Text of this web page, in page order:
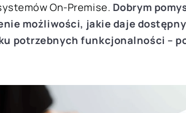
On-Premise. Dobrym
możliwości, jakie daje
potrzebnych funkcjonalności –